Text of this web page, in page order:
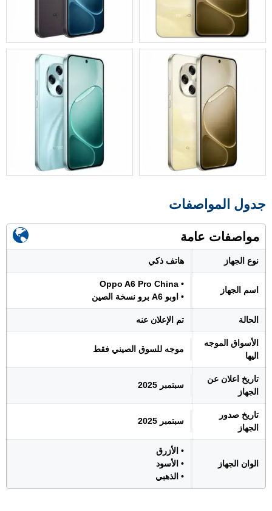
جدول المواصفات
مواصفات عامة
نوع الجهاز هاتف ذكي
اسم الجهاز
• Oppo A6 Pro China
• اوبو A6 برو نسخة الصين
الحالة تم الإعلان عنه
الأسواق الموجه
اليها
موجه للسوق الصيني فقط
تاريخ اعلان عن
الجهاز
سبتمبر 2025
تاريخ صدور
الجهاز
سبتمبر 2025
الوان الجهاز
• الأزرق
• الأسود
• الذهبي